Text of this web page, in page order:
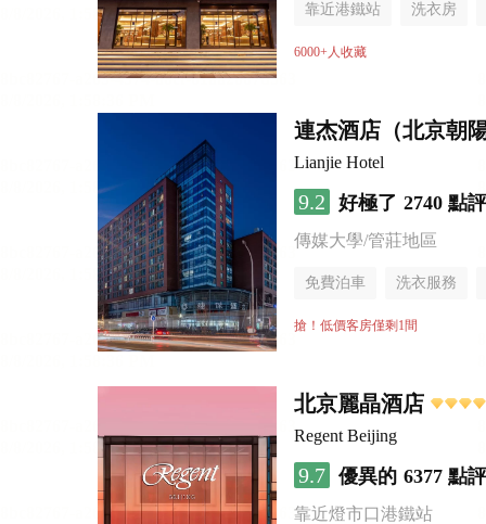
靠近港鐵站 洗衣房
6000+人收藏
連杰酒店（北京朝
Lianjie Hotel
9.2 好極了 2740 點評
傳媒大學/管莊地區
免費泊車 洗衣服務
搶！低價客房僅剩1間
北京麗晶酒店
Regent Beijing
9.7 優異的 6377 點評
靠近燈市口港鐵站